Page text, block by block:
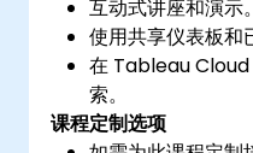
互动式讲座和演示。
使用共享仪表板和
在 Tableau Cloud
索。
课程定制选项